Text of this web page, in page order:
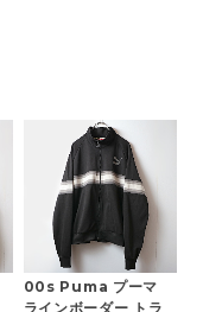
00s Puma プーマ
ラインボーダー トラ